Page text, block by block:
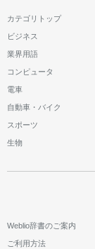
カテゴリトップ
ビジネス
業界用語
コンピュータ
電車
自動車・バイク
スポーツ
生物
Weblio辞書のご案内
ご利用方法